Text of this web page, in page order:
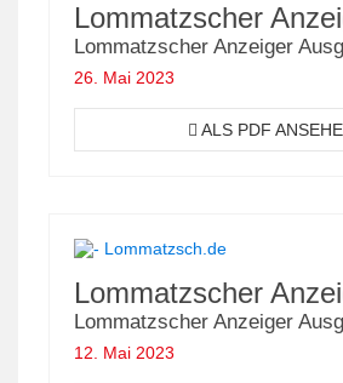
Lommatzscher
Lommatzscher Anzeiger
26. Mai 2023
ALS PDF
Lommatzscher
Lommatzscher Anzeiger
12. Mai 2023